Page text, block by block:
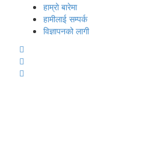
हाम्रो बारेमा
हामीलाई सम्पर्क
विज्ञापनको लागी